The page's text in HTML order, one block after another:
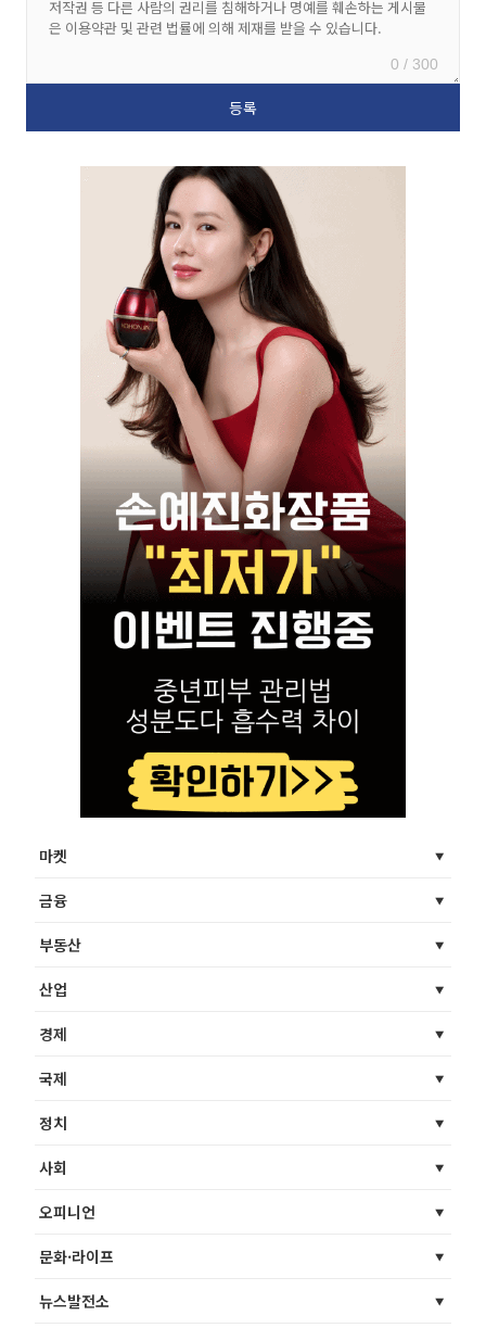
0 / 300
마켓
금융
부동산
산업
경제
국제
정치
사회
오피니언
문화·라이프
뉴스발전소